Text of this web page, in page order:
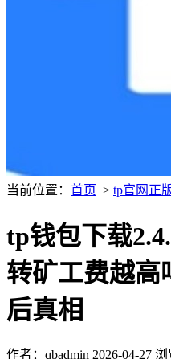
当前位置： 首页 > tp官网正
tp钱包下载
转矿工费越高
后真相
作者：qbadmin 2026-04-27 浏